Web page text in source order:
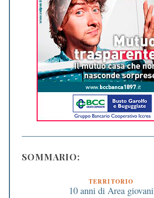
SOMMARIO:
TERRITORIO
10 anni di Area giovani